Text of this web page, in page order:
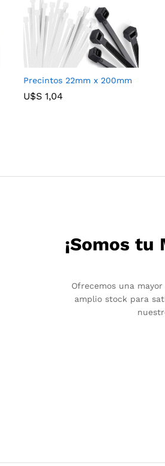
Precintos 22mm x 200mm
U$S 1,04
U$S 1,04
¡Somos tu
Ofrecemos una
amplio stock para